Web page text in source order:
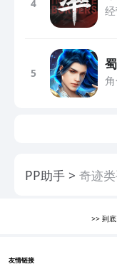
4
5
PP助手 奇迹
>> 到
友情链接